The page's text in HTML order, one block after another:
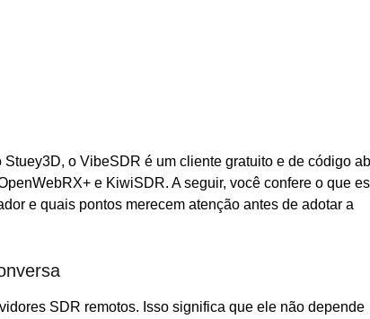
o VibeSDR é um cliente gratuito e de código
e KiwiSDR. A seguir, você confere o que
e quais pontos merecem atenção antes de adotar a
SDR remotos. Isso significa que ele não depende